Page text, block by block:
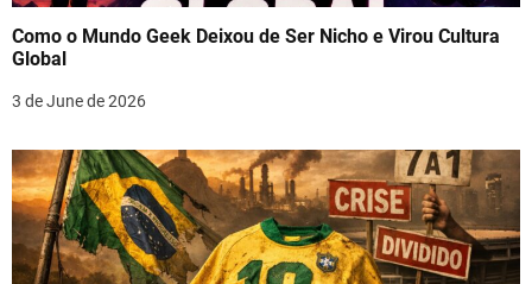
Como o Mundo Geek Deixou de Ser Nicho e Virou Cultura
Global
3 de June de 2026